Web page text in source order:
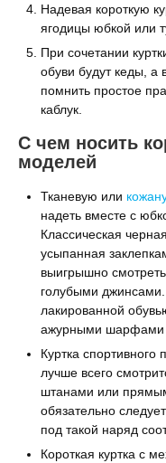
Надевая короткую
ягодицы юбкой или
При сочетании
обуви будут кеды, а
помнить простое
каблук.
С чем носить
моделей
Тканевую или
надеть вместе с
Классическая
усыпанная
выигрышно
голубыми
лакированной
ажурными шарфами
Куртка спортивного
лучше всего
штанами или
обязательно
под такой наряд
Короткая куртка с